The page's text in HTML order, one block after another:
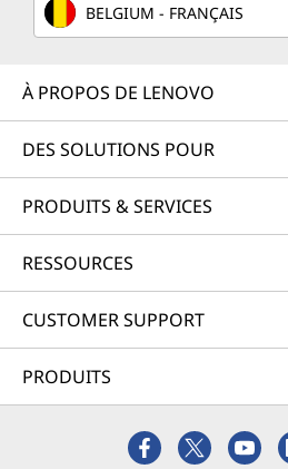
BELGIUM - FRANÇAIS
À PROPOS DE LENOVO
DES SOLUTIONS POUR
PRODUITS & SERVICES
RESSOURCES
CUSTOMER SUPPORT
PRODUITS